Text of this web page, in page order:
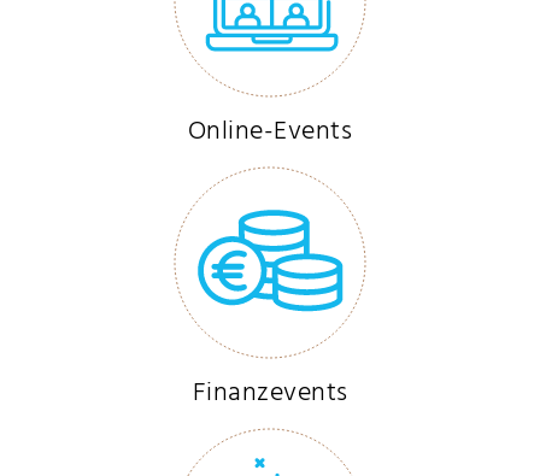
Online-Events
Finanzevents